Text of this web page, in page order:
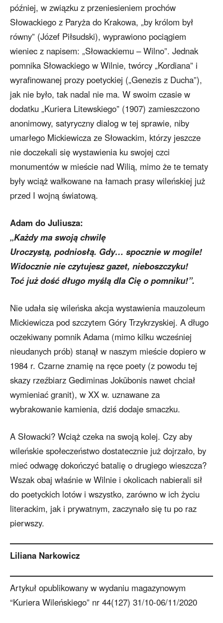
później, w związku z przeniesieniem prochów
Słowackiego z Paryża do Krakowa, „by królom był
równy” (Józef Piłsudski), wyprawiono pociągiem
wieniec z napisem: „Słowackiemu – Wilno”. Jednak
pomnika Słowackiego w Wilnie, twórcy „Kordiana” i
wyrafinowanej prozy poetyckiej („Genezis z Ducha”),
jak nie było, tak nadal nie ma. W swoim czasie w
dodatku „Kuriera Litewskiego” (1907) zamieszczono
anonimowy, satyryczny dialog w tej sprawie, niby
umarłego Mickiewicza ze Słowackim, którzy jeszcze
nie doczekali się wystawienia ku swojej czci
monumentów w mieście nad Wilią, mimo że te tematy
były wciąż wałkowane na łamach prasy wileńskiej już
przed I wojną światową.
Adam do Juliusza:
„Każdy ma swoją chwilę
Uroczystą, podniosłą. Gdy… spocznie w mogile!
Widocznie nie czytujesz gazet, nieboszczyku!
Toć już dość długo myślą dla Cię o pomniku!”.
Nie udała się wileńska akcja wystawienia mauzoleum
Mickiewicza pod szczytem Góry Trzykrzyskiej. A długo
oczekiwany pomnik Adama (mimo kilku wcześniej
nieudanych prób) stanął w naszym mieście dopiero w
1984 r. Czarne znamię na ręce poety (z powodu tej
skazy rzeźbiarz Gediminas Jokūbonis nawet chciał
wymieniać granit), w XX w. uznawane za
wybrakowanie kamienia, dziś dodaje smaczku.
A Słowacki? Wciąż czeka na swoją kolej. Czy aby
wileńskie społeczeństwo dostatecznie już dojrzało, by
mieć odwagę dokończyć batalię o drugiego wieszcza?
Wszak obaj właśnie w Wilnie i okolicach nabierali sił
do poetyckich lotów i wszystko, zarówno w ich życiu
literackim, jak i prywatnym, zaczynało się tu po raz
pierwszy.
Liliana Narkowicz
Artykuł opublikowany w wydaniu magazynowym
“Kuriera Wileńskiego” nr 44(127) 31/10-06/11/2020